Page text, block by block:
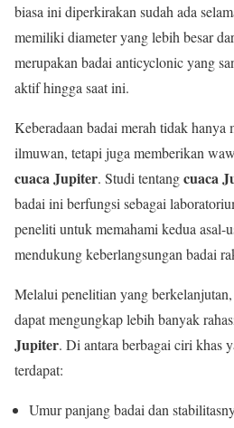
biasa ini diperkirakan sudah ada
memiliki diameter yang lebih besar
merupakan badai anticyclonic yang
aktif hingga saat ini.
Keberadaan badai merah tidak hanya
ilmuwan, tetapi juga memberikan
cuaca Jupiter. Studi tentangcuaca
badai ini berfungsi sebagai
peneliti untuk memahami kedua asal-
mendukung keberlangsungan badai
Melalui penelitian yang
dapat mengungkap lebih banyak
Jupiter. Di antara berbagai ciri khas
terdapat:
Umur panjang badai dan